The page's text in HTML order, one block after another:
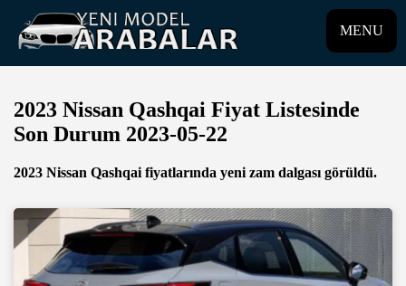
MENU
2023 Nissan Qashqai Fiyat Listesinde
Son Durum 2023-05-22
2023 Nissan Qashqai fiyatlarında yeni zam dalgası görüldü.